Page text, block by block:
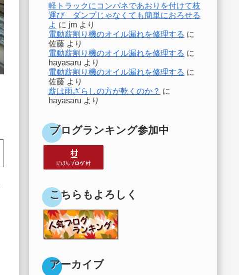
軽トラックにコンパネであおりを付けて枝
運び ダンプじゃなくても簡単におろせる
よ に jmより
電動薪割り機のオイル漏れを修理する に
佐藤より
電動薪割り機のオイル漏れを修理する に
hayasaru より
電動薪割り機のオイル漏れを修理する に
佐藤より
薪は雨ざらしの方が乾くのか？ に
hayasaru より
ブログランキング参加中
こちらもよろしく
アーカイブ